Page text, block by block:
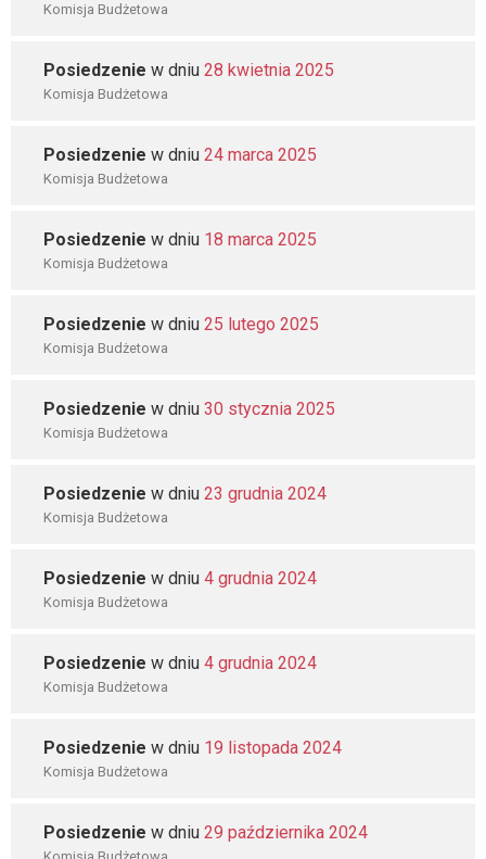
Komisja Budżetowa
Posiedzenie w dniu 28 kwietnia 2025
Komisja Budżetowa
Posiedzenie w dniu 24 marca 2025
Komisja Budżetowa
Posiedzenie w dniu 18 marca 2025
Komisja Budżetowa
Posiedzenie w dniu 25 lutego 2025
Komisja Budżetowa
Posiedzenie w dniu 30 stycznia 2025
Komisja Budżetowa
Posiedzenie w dniu 23 grudnia 2024
Komisja Budżetowa
Posiedzenie w dniu 4 grudnia 2024
Komisja Budżetowa
Posiedzenie w dniu 4 grudnia 2024
Komisja Budżetowa
Posiedzenie w dniu 19 listopada 2024
Komisja Budżetowa
Posiedzenie w dniu 29 października 2024